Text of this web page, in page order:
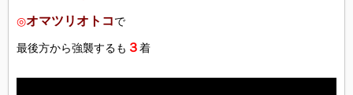
◎オマツリオトコで
最後方から強襲するも ３着